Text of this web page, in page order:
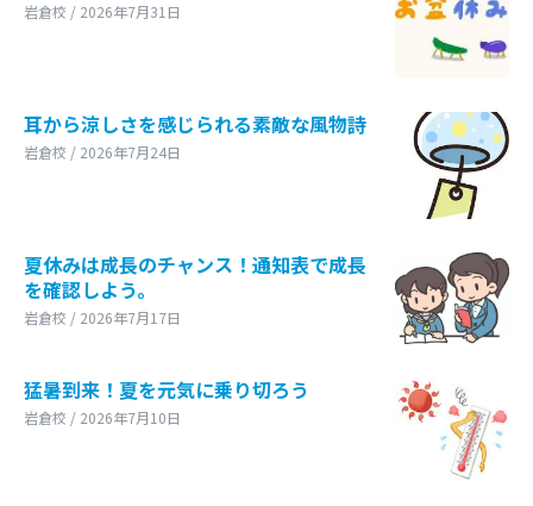
岩倉校 / 2026年7月31日
耳から涼しさを感じられる素敵な風物詩
岩倉校 / 2026年7月24日
夏休みは成長のチャンス！通知表で成長
を確認しよう。
岩倉校 / 2026年7月17日
猛暑到来！夏を元気に乗り切ろう
岩倉校 / 2026年7月10日